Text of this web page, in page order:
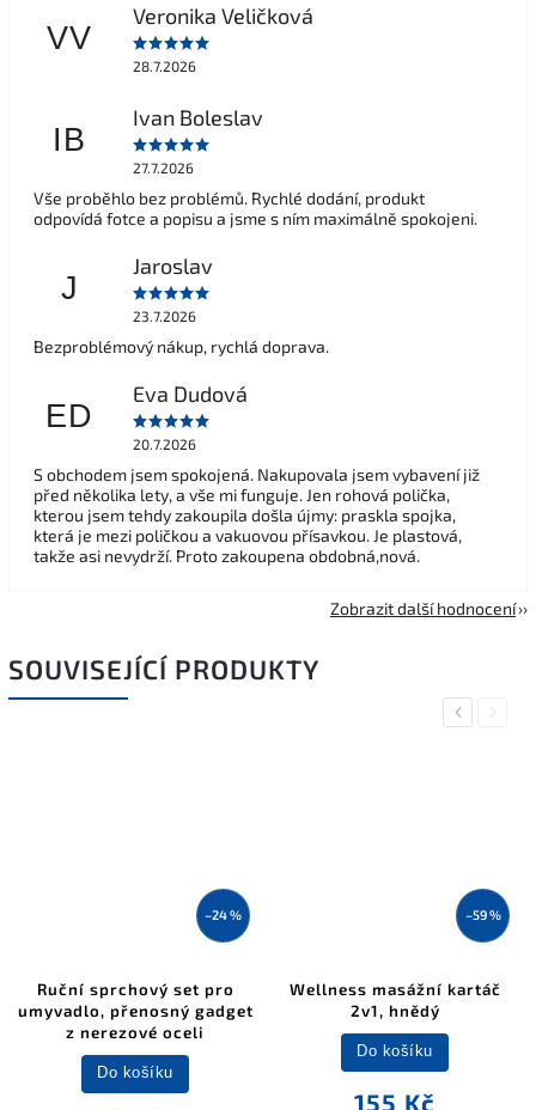
VV
Veronika Veličková
28.7.2026
IB
Ivan Boleslav
27.7.2026
Vše proběhlo bez problémů. Rychlé dodání, produkt
odpovídá fotce a popisu a jsme s ním maximálně spokojeni.
J
Jaroslav
23.7.2026
Bezproblémový nákup, rychlá doprava.
ED
Eva Dudová
20.7.2026
S obchodem jsem spokojená. Nakupovala jsem vybavení již
před několika lety, a vše mi funguje. Jen rohová polička,
kterou jsem tehdy zakoupila došla újmy: praskla spojka,
která je mezi poličkou a vakuovou přísavkou. Je plastová,
takže asi nevydrží. Proto zakoupena obdobná,nová.
Zobrazit další hodnocení
SOUVISEJÍCÍ PRODUKTY
Previous
–24 %
Ruční sprchový set pro
umyvadlo, přenosný gadget
z nerezové oceli
Do košíku
–59 %
Wellness masážní kartáč
2v1, hnědý
155 Kč
Do košíku
Next